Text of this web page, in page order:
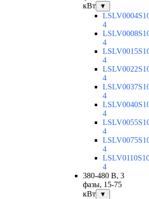
кВт
▼
4
4
4
4
4
4
4
4
4
380-480 В, 3
фазы, 15-75
кВт
▼